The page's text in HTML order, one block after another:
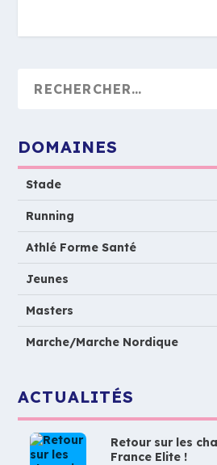
DOMAINES
Stade
Running
Athlé Forme Santé
Jeunes
Masters
Marche/Marche Nordique
ACTUALITÉS
Retour sur les
France Elite !